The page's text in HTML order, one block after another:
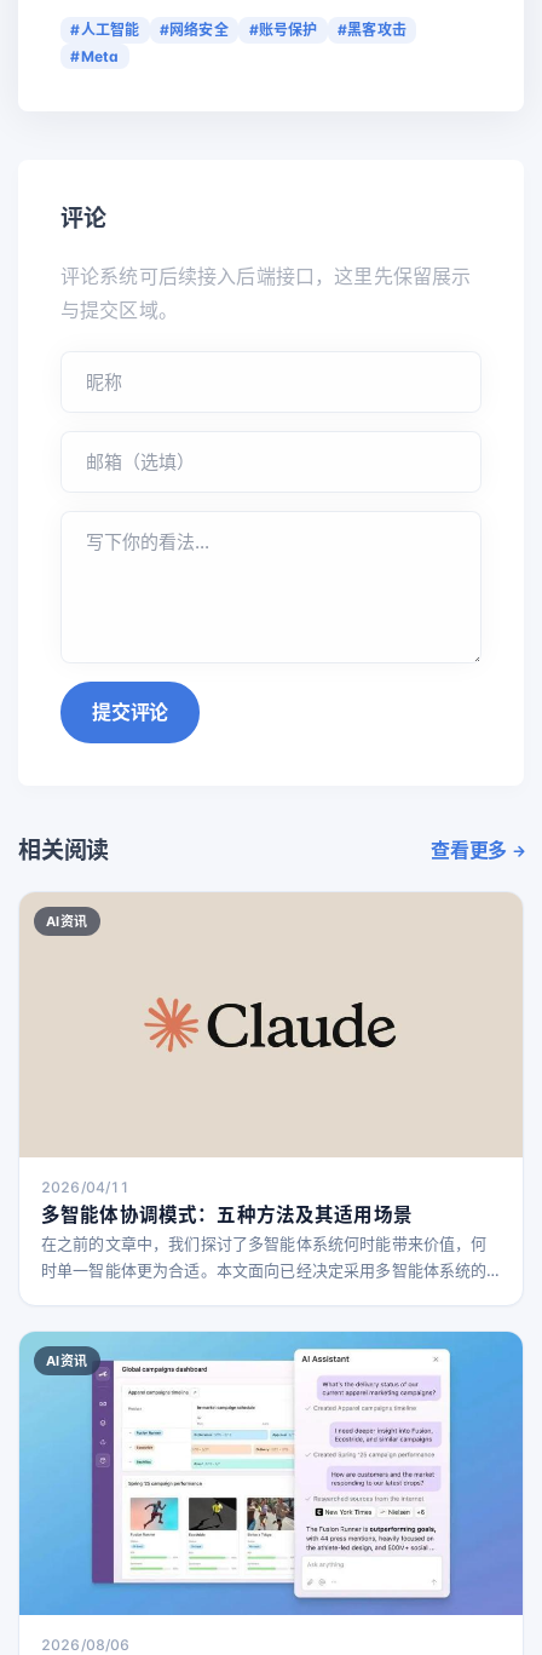
#人工智能 #网络安全 #账号保护
#黑客攻击
#Meta
评论
评论系统可后续接入后端接口，这里先保留展示
与提交区域。
提交评论
相关阅读 查看更多
AI资讯
2026/04/11
多智能体协调模式：五种方法及其适用场景
在之前的文章中，我们探讨了多智能体系统何时能带来价值，何
时单一智能体更为合适。本文面向已经决定采用多智能体系统的
求。我们建议从最简单的可行模式开始，观察其不足之处，再逐
步演进。本文将介绍五种模式的机制与局限： 生成-验证模式：适
用于对输出质量要求极高且有明确评估标准的场景 协调者-子智能
AI资讯
2026/08/06